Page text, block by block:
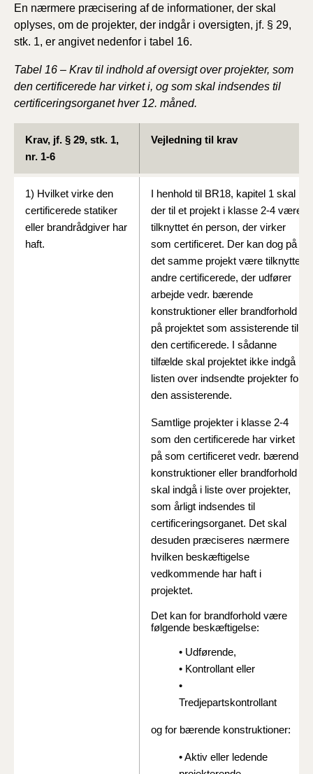
En nærmere præcisering af de informationer, der skal
oplyses, om de projekter, der indgår i oversigten, jf. § 29,
stk. 1, er angivet nedenfor i tabel 16.
Tabel 16 – Krav til indhold af oversigt over projekter, som
den certificerede har virket i, og som skal indsendes til
certificeringsorganet hver 12. måned.
Krav, jf. § 29, stk. 1,
nr. 1-6
Vejledning til krav
1) Hvilket virke den
certificerede statiker
eller brandrådgiver har
haft.
I henhold til BR18, kapitel 1 skal
der til et projekt i klasse 2-4 være
tilknyttet én person, der virker
som certificeret. Der kan dog på
det samme projekt være tilknyttet
andre certificerede, der udfører
arbejde vedr. bærende
konstruktioner eller brandforhold
på projektet som assisterende til
den certificerede. I sådanne
tilfælde skal projektet ikke indgå i
listen over indsendte projekter for
den assisterende.
Samtlige projekter i klasse 2-4
som den certificerede har virket
på som certificeret vedr. bærende
konstruktioner eller brandforhold
skal indgå i liste over projekter,
som årligt indsendes til
certificeringsorganet. Det skal
desuden præciseres nærmere
hvilken beskæftigelse
vedkommende har haft i
projektet.
Det kan for brandforhold være
følgende beskæftigelse:
• Udførende,
• Kontrollant eller
•
Tredjepartskontrollant
og for bærende konstruktioner:
• Aktiv eller ledende